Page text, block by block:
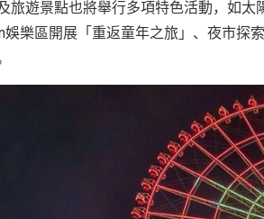
旅遊景點也將舉行多項特色活動，如太
娛樂區開展「重返童年之旅」、夜市探